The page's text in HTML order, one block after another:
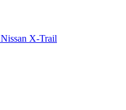
Nissan X-Trail